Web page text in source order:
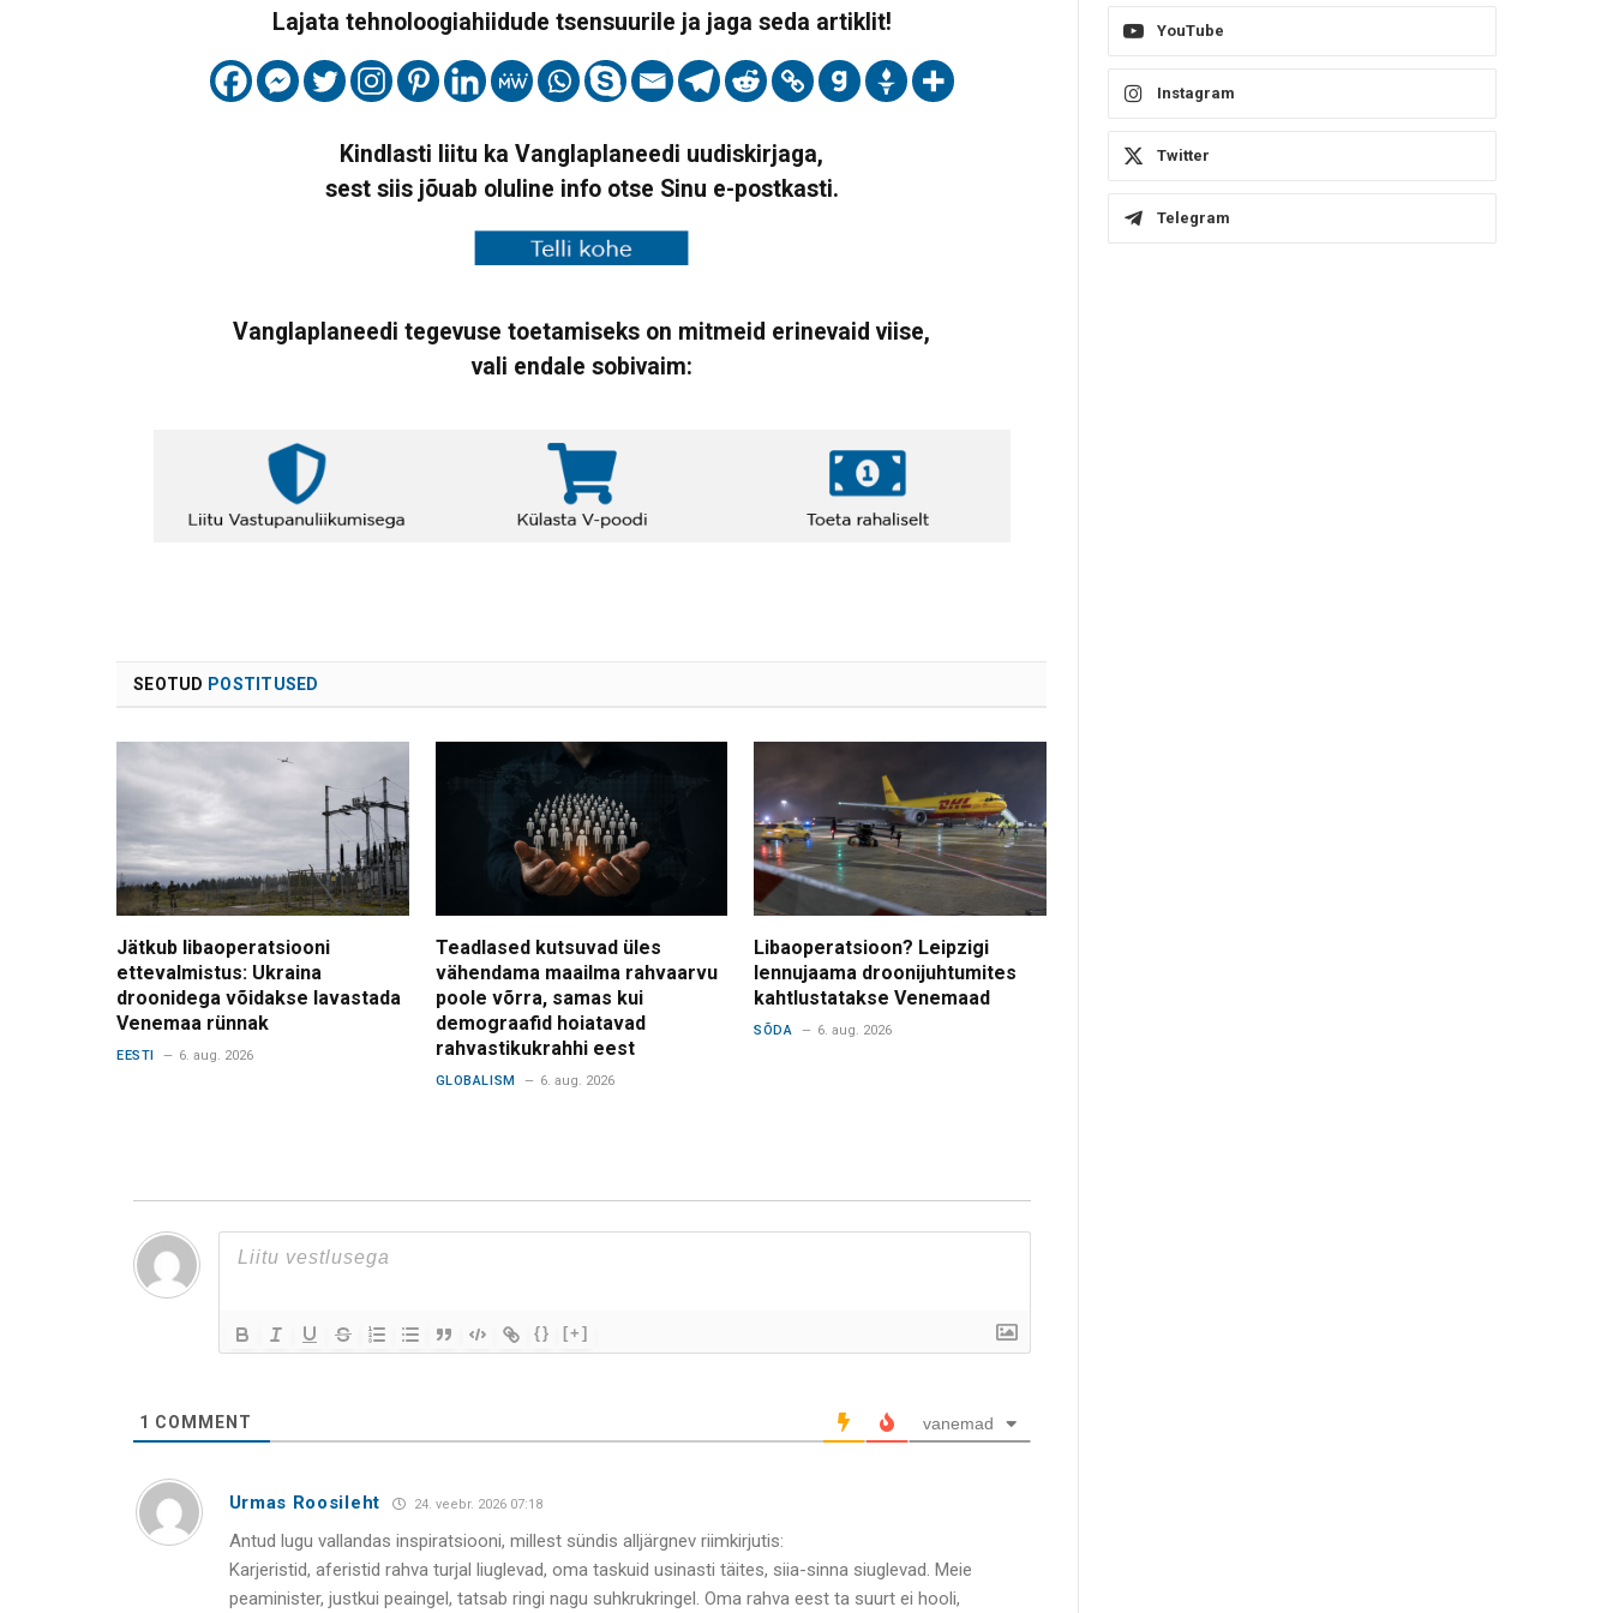
Lajata tehnoloogiahiidude tsensuurile ja jaga seda artiklit!
Kindlasti liitu ka Vanglaplaneedi uudiskirjaga,
sest siis jõuab oluline info otse Sinu e-postkasti.
Vanglaplaneedi tegevuse toetamiseks on mitmeid erinevaid viise,
vali endale sobivaim:
SEOTUD POSTITUSED
Jätkub libaoperatsiooni
ettevalmistus: Ukraina
droonidega võidakse lavastada
Venemaa rünnak
EESTI 6. aug. 2026
Teadlased kutsuvad üles
vähendama maailma rahvaarvu
poole võrra, samas kui
demograafid hoiatavad
rahvastikukrahhi eest
GLOBALISM 6. aug. 2026
Libaoperatsioon? Leipzigi
lennujaama droonijuhtumites
kahtlustatakse Venemaad
SÕDA 6. aug. 2026
{} [+]
1 COMMENT vanemad
Urmas Roosileht 24. veebr. 2026 07:18
Antud lugu vallandas inspiratsiooni, millest sündis alljärgnev riimkirjutis:
Karjeristid, aferistid rahva turjal liuglevad, oma taskuid usinasti täites, siia-sinna siuglevad. Meie
peaminister, justkui peaingel, tatsab ringi nagu suhkrukringel. Oma rahva eest ta suurt ei hooli,
YouTube
Instagram
Twitter
Telegram